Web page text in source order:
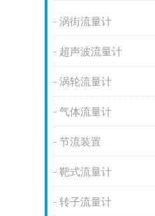
涡街流量计
超声波流量计
涡轮流量计
气体流量计
节流装置
靶式流量计
转子流量计